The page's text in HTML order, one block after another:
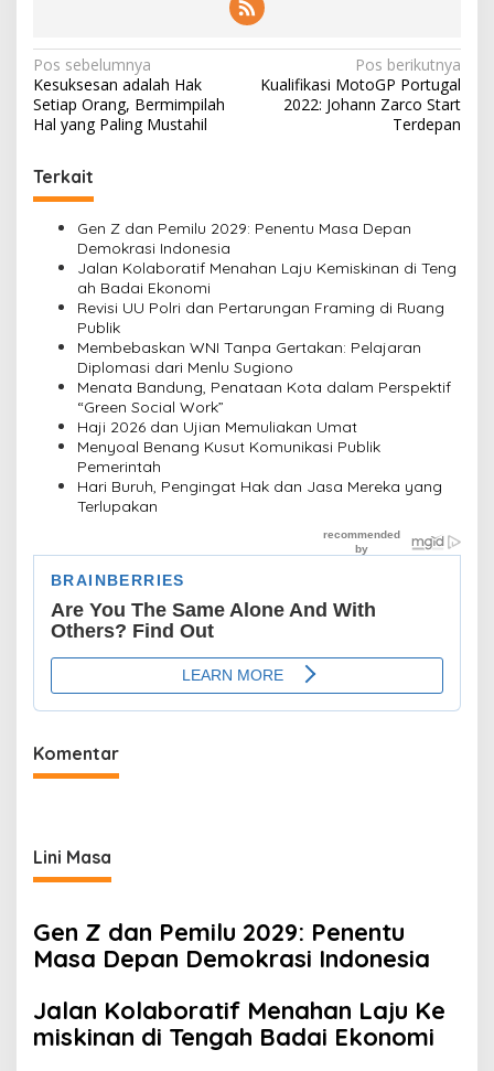
N
a
v
i
g
Pos sebelumnya
Kesuksesan adalah Hak
Setiap Orang, Bermimpilah
Hal yang Paling Mustahil
Pos berikutnya
Kualifikasi MotoGP Portugal
2022: Johann Zarco Start
Terdepan
Terkait
Gen Z dan Pemilu 2029: Penentu Masa Depan
Demokrasi Indonesia
Jalan Kolaboratif Menahan Laju Kemiskinan di Teng
ah Badai Ekonomi
Revisi UU Polri dan Pertarungan Framing di Ruang
Publik
Membebaskan WNI Tanpa Gertakan: Pelajaran
Diplomasi dari Menlu Sugiono
Menata Bandung, Penataan Kota dalam Perspektif
“Green Social Work”
Haji 2026 dan Ujian Memuliakan Umat
Menyoal Benang Kusut Komunikasi Publik
Pemerintah
Hari Buruh, Pengingat Hak dan Jasa Mereka yang
Terlupakan
Komentar
Lini Masa
Gen Z dan Pemilu 2029: Penentu
Masa Depan Demokrasi Indonesia
Jalan Kolaboratif Menahan Laju Ke
miskinan di Tengah Badai Ekonomi